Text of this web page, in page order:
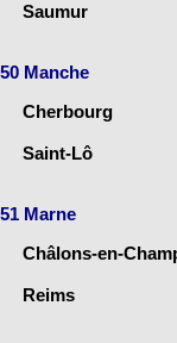
Saumur
50 Manche
Cherbourg
Saint-Lô
51 Marne
Châlons-en-
Reims